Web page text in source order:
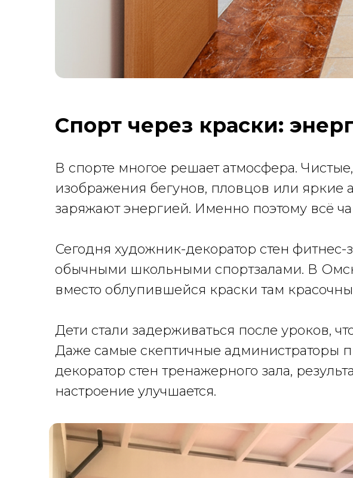
Спорт через краски:
В спорте многое решает атмосфера.
изображения бегунов, пловцов или
заряжают энергией. Именно поэтому всё
Сегодня художник-декоратор стен
обычными школьными спортзалами. В
вместо облупившейся краски там
Дети стали задерживаться после уроков,
Даже самые скептичные администраторы
декоратор стен тренажерного зала,
настроение улучшается.